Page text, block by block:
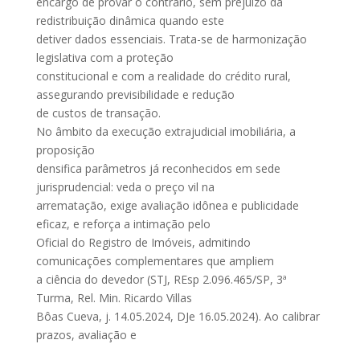
redistribuição dinâmica quando este
detiver dados essenciais. Trata-se de harmonização
legislativa com a proteção
constitucional e com a realidade do crédito rural,
assegurando previsibilidade e redução
de custos de transação.
No âmbito da execução extrajudicial imobiliária, a
proposição
densifica parâmetros já reconhecidos em sede
jurisprudencial: veda o preço vil na
arrematação, exige avaliação idônea e publicidade
eficaz, e reforça a intimação pelo
Oficial do Registro de Imóveis, admitindo
comunicações complementares que ampliem
a ciência do devedor (STJ, REsp 2.096.465/SP, 3ª
Turma, Rel. Min. Ricardo Villas
Bôas Cueva, j. 14.05.2024, DJe 16.05.2024). Ao calibrar
prazos, avaliação e